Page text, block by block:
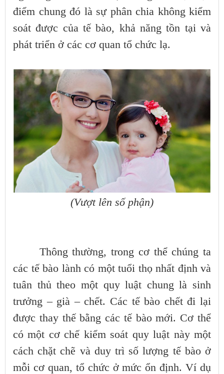
điểm chung đó là sự phân chia không kiểm
soát được của tế bào, khả năng tồn tại và
phát triển ở các cơ quan tổ chức lạ.
(Vượt lên số phận)
Thông thường, trong cơ thể chúng ta
các tế bào lành có một tuổi thọ nhất định và
tuân thủ theo một quy luật chung là sinh
trưởng – già – chết. Các tế bào chết đi lại
được thay thế bằng các tế bào mới. Cơ thể
có một cơ chế kiểm soát quy luật này một
cách chặt chẽ và duy trì số lượng tế bào ở
mỗi cơ quan, tổ chức ở mức ổn định. Ví dụ